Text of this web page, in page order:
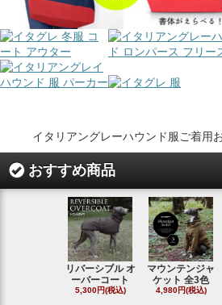
イタリアングレーハウンド服ご着用
おすすめ商品
リバーシブル オ
ーバーコート
5,300円(税込)
マウンテンジャ
ケット 全3色
4,980円(税込)